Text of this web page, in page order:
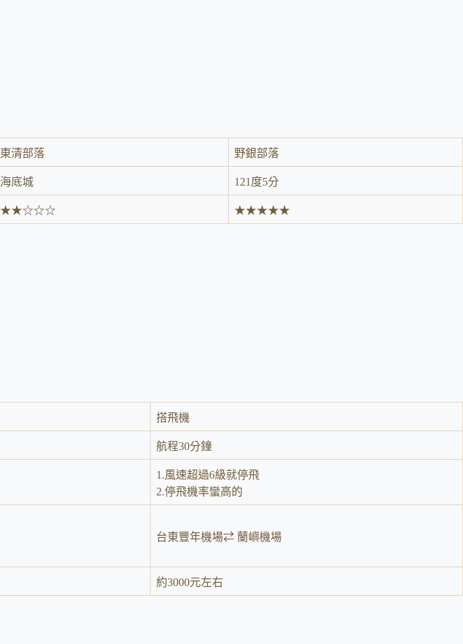
東清部落 野銀部落
海底城 121度5分
★★☆☆☆
★★★★★
搭飛機
航程30分鐘
1.風速超過6級就停飛
2.停飛機率蠻高的
台東豐年機場⇄ 蘭嶼機場
約3000元左右